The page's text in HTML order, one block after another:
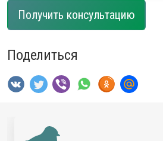
Получить консультацию
Поделиться